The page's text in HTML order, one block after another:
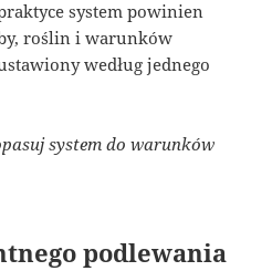
system powinien
roślin i warunków
według jednego
system do warunków
podlewania